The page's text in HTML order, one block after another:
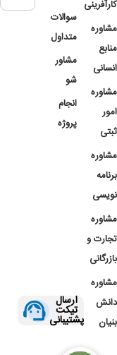
کارآفرینی
مشاوره
منابع
انسانی
مشاوره
امور
ثبتی
مشاوره
برنامه
نویسی
مشاوره
تجارت و
بازرگانی
مشاوره
دانش
بنیان
سوالات
متداول
مشاور
شو
انجام
پروژه
ارسال
تیکت
پشتیبانی